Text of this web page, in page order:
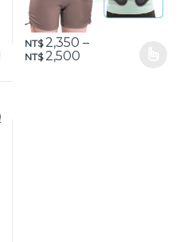
頁面選擇選項
NT$2,350 –
NT$2,500價格範圍：NT$
此產品有多種款式。 可在產品頁